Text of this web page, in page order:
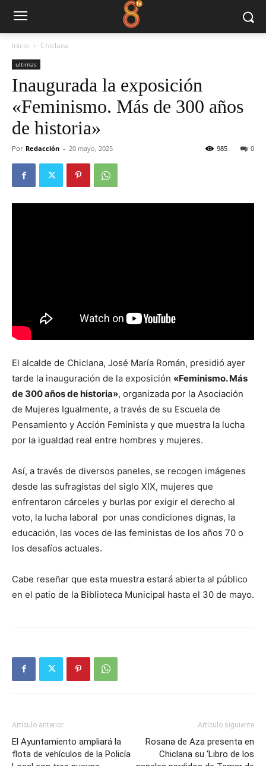
Inicio Chiclana
ultimas
Inaugurada la exposición
«Feminismo. Más de 300 años
de historia»
Por Redacción - 20 mayo, 2025 0
985
El alcalde de Chiclana, José María Román, presidió ayer
tarde la inauguración de la exposición «Feminismo. Más
de 300 años de historia», organizada por la Asociación
de Mujeres Igualmente, a través de su Escuela de
Pensamiento y Acción Feminista y que muestra la lucha
por la igualdad real entre hombres y mujeres.
Así, a través de diversos paneles, se recogen imágenes
desde las sufragistas del siglo XIX, mujeres que
enfrentaron cárceles y burlas por exigir el derecho al
voto, la lucha laboral por unas condiciones dignas, la
educación, las voces de las feministas de los años 70 o
los desafíos actuales.
Cabe reseñar que esta muestra estará abierta al público
en el patio de la Biblioteca Municipal hasta el 30 de mayo.
Artículo anterior
El Ayuntamiento ampliará la
flota de vehículos de la Policía
Artículo siguiente
Rosana de Aza presenta en
Chiclana su ‘Libro de los